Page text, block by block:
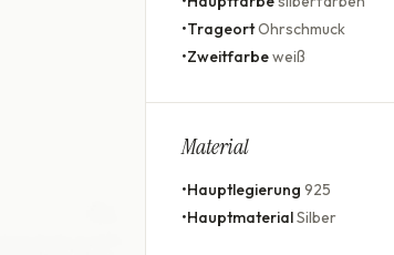
•TrageortOhrschmuck
•Zweitfarbeweiß
Material
•Hauptlegierung 925
•HauptmaterialSilber